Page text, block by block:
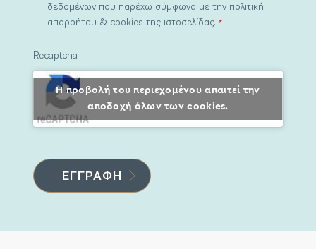
δεδομένων που παρέχω σύμφωνα με την πολιτική
απορρήτου & cookies της ιστοσελίδας.*
Recaptcha
Η προβολή του περιεχομένου απαιτεί την
αποδοχή όλων των cookies.